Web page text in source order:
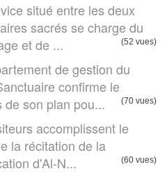
situé entre les deux
sacrés se charge du
et de ...
(52 vues)
de gestion du
confirme le
de son plan pou...
(70 vues)
accomplissent le
la récitation de la
d'Al-N...
(60 vues)